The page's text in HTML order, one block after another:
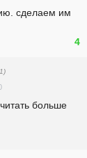
сделаем им
4
больше